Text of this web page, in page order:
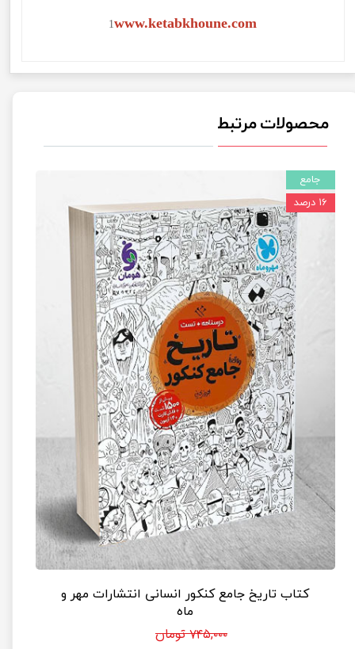
1www.ketabkhoune.com
محصولات مرتبط
کتاب تاریخ جامع کنکور انسانی انتشارات مهر و
ماه
۷۴۵,۰۰۰ تومان
جامع
۱۶ درصد